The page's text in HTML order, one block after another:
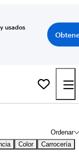
usados
Ordenar
Color Carrocería